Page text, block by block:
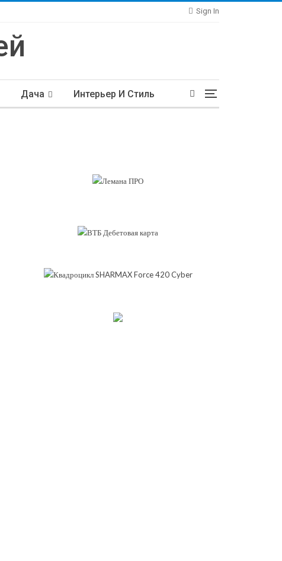
Sign In
Дача Интерьер И Стиль